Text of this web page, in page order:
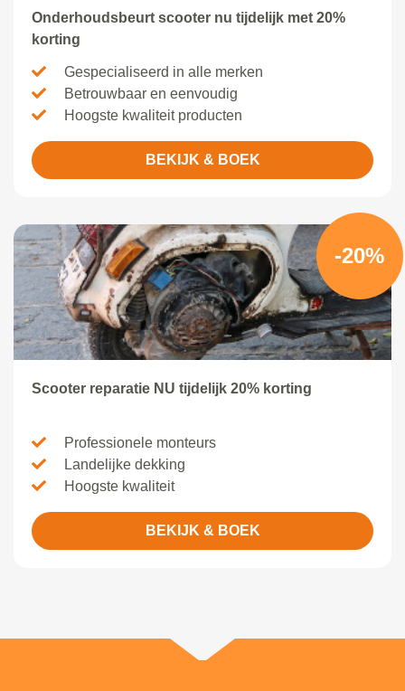
Onderhoudsbeurt scooter nu tijdelijk met 20%
korting
Gespecialiseerd in alle merken
Betrouwbaar en eenvoudig
Hoogste kwaliteit producten
BEKIJK & BOEK
-20%
Scooter reparatie NU tijdelijk 20% korting
Professionele monteurs
Landelijke dekking
Hoogste kwaliteit
BEKIJK & BOEK